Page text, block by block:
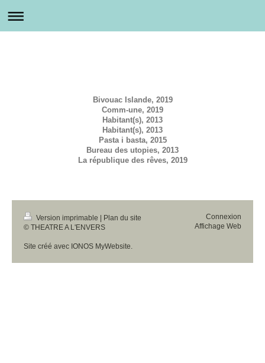
Bivouac Islande, 2019
Comm-une, 2019
Habitant(s), 2013
Habitant(s), 2013
Pasta i basta, 2015
Bureau des utopies, 2013
La république des rêves, 2019
Version imprimable
Plan du site
© THEATRE A L'ENVERS
Site créé avec IONOS MyWebsite
Connexion
Affichage Web